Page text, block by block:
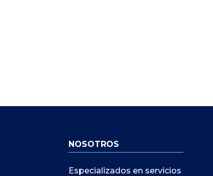
NOSOTROS
Especializados en servicios